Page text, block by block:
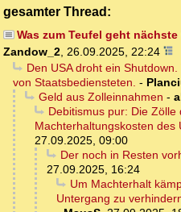
gesamter Thread:
Was zum Teufel geht
Zandow_2, 26.09.2025, 22:24
Den USA droht ein
von Staatsbediensteten. -
Geld aus Zolleinnahmen -
Debitismus pur: Die
Machterhaltungskosten des
27.09.2025, 09:00
Der noch in Resten
27.09.2025, 16:24
Um Machterhalt
Untergang zu